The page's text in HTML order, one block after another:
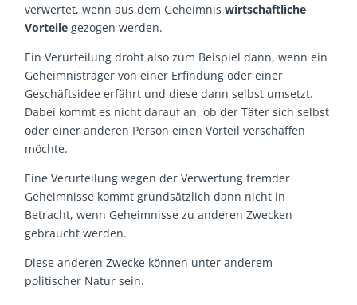
verwertet, wenn aus dem Geheimniswirtschaftliche
Vorteilegezogen werden.
Ein Verurteilung droht also zum Beispiel dann, wenn ein
Geheimnisträger von einer Erfindung oder einer
Geschäftsidee erfährt und diese dann selbst umsetzt.
Dabei kommt es nicht darauf an, ob der Täter sich selbst
oder einer anderen Person einen Vorteil verschaffen
möchte.
Eine Verurteilung wegen der Verwertung fremder
Geheimnisse kommt grundsätzlich dann nicht in
Betracht, wenn Geheimnisse zu anderen Zwecken
gebraucht werden.
Diese anderen Zwecke können unter anderem
politischer Natur sein.